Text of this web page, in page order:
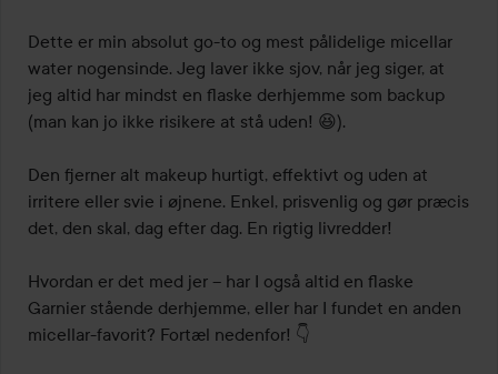
Dette er min absolut go-to og mest pålidelige micellar
water nogensinde. Jeg laver ikke sjov, når jeg siger, at
jeg altid har mindst en flaske derhjemme som backup
(man kan jo ikke risikere at stå uden! 😆).
Den fjerner alt makeup hurtigt, effektivt og uden at
irritere eller svie i øjnene. Enkel, prisvenlig og gør præcis
det, den skal, dag efter dag. En rigtig livredder!
Hvordan er det med jer – har I også altid en flaske
Garnier stående derhjemme, eller har I fundet en anden
micellar-favorit? Fortæl nedenfor! 👇